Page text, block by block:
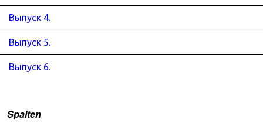
Выпуск 4.
Выпуск 5.
Выпуск 6.
Spalten